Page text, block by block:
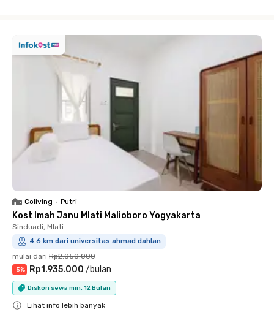
Coliving • Putri
Kost Imah Janu Mlati Malioboro Yogyakarta
Sinduadi, Mlati
4.6 km dari universitas ahmad dahlan
mulai dari Rp2.050.000
-5% Rp1.935.000 /bulan
Diskon sewa min. 12 Bulan
Lihat info lebih banyak